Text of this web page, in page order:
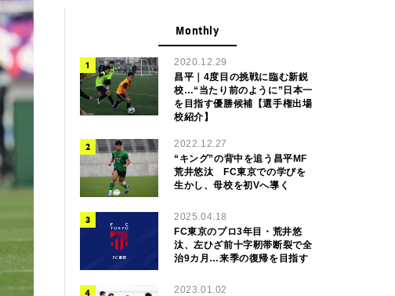
Monthly
2020.12.29
昌平｜4度目の挑戦に臨む新鋭
校…“当たり前のように”日本一
を目指す優勝候補【選手権出場
校紹介】
2022.12.27
“キング”の背中を追う昌平MF
荒井悠汰 FC東京での学びを
生かし、母校を初Vへ導く
2025.04.18
FC東京のプロ3年目・荒井悠
汰、左ひざ前十字靭帯断裂で全
治9カ月…来季の復帰を目指す
2023.01.02